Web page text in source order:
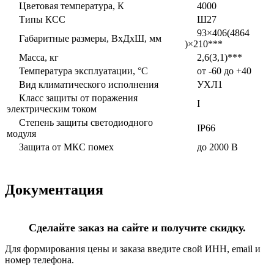
Цветовая температура, К
4000
Типы КСС
Ш27
Габаритные размеры, ВxДxШ, мм
93×406(4864
)×210***
Масса, кг
2,6(3,1)***
Температура эксплуатации, °С
от -60 до +40
Вид климатического исполнения
УХЛ1
Класс защиты от поражения
электрическим током
I
Степень защиты светодиодного
модуля
IP66
Защита от МКС помех
до 2000 В
Документация
Сделайте заказ на сайте и получите скидку.
Для формирования цены и заказа введите свой ИНН, email и
номер телефона.